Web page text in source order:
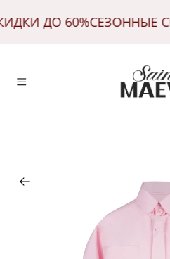
ДО 60%СЕЗОННЫЕ